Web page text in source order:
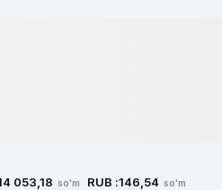
053,18 so'm RUB :146,54 so'm